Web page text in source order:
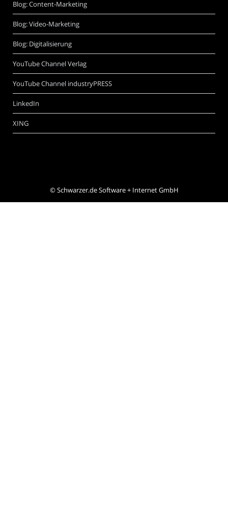
Blog: Content-Marketing
Blog: Video-Marketing
Blog: Digitalisierung
YouTube Channel Verlag
YouTube Channel industryPRESS
LinkedIn
XING
©Schwarzer.de Software + Internet GmbH